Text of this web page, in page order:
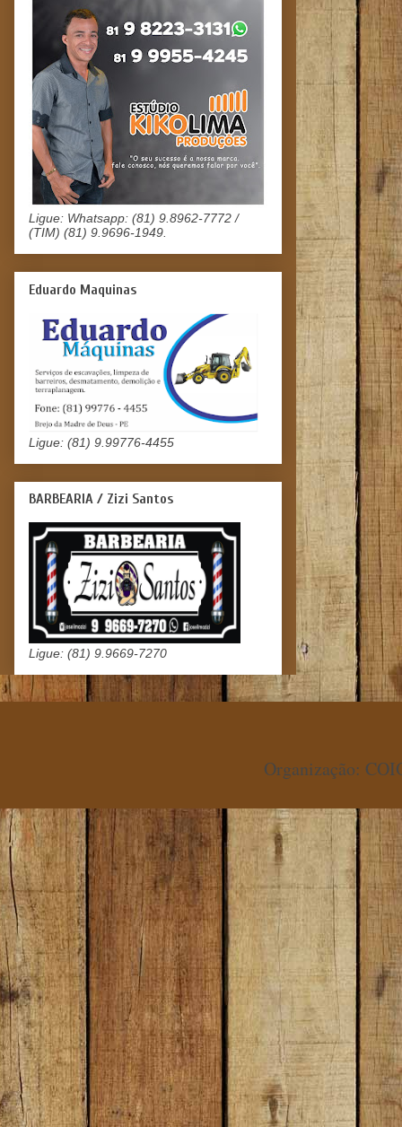
Ligue: Whatsapp: (81) 9.8962-7772 /
(TIM) (81) 9.9696-1949.
Eduardo Maquinas
Ligue: (81) 9.99776-4455
BARBEARIA / Zizi Santos
Ligue: (81) 9.9669-7270
Organização: